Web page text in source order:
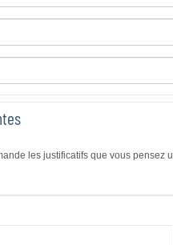
les justificatifs que vous pensez